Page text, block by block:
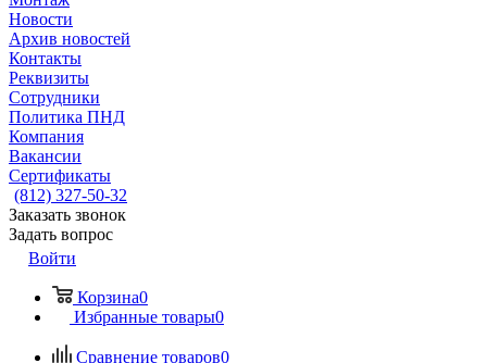
Новости
Архив новостей
Контакты
Реквизиты
Сотрудники
Политика ПНД
Компания
Вакансии
Сертификаты
(812) 327-50-32
Заказать звонок
Задать вопрос
Войти
Корзина0
Избранные товары0
Сравнение товаров0